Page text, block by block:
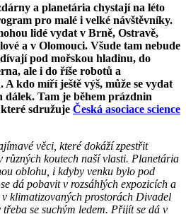
a planetária chystají na léto
pro malé i velké návštěvníky.
lidé vydat v Brně, Ostravě,
a v Olomouci. Všude tam nebude
pod mořskou hladinu, do
ale i do říše robotů a
kdo míří ještě výš, může se vydat
Tam je během prázdnin
sdružuje Česká asociace science
věci, které dokáží zpestřit
různých koutech naší vlasti. Planetária
oblohu, i kdyby venku bylo pod
dá pobavit v rozsáhlých expozicích a
klimatizovaných prostorách Divadel
se suchým ledem. Přijít se dá v